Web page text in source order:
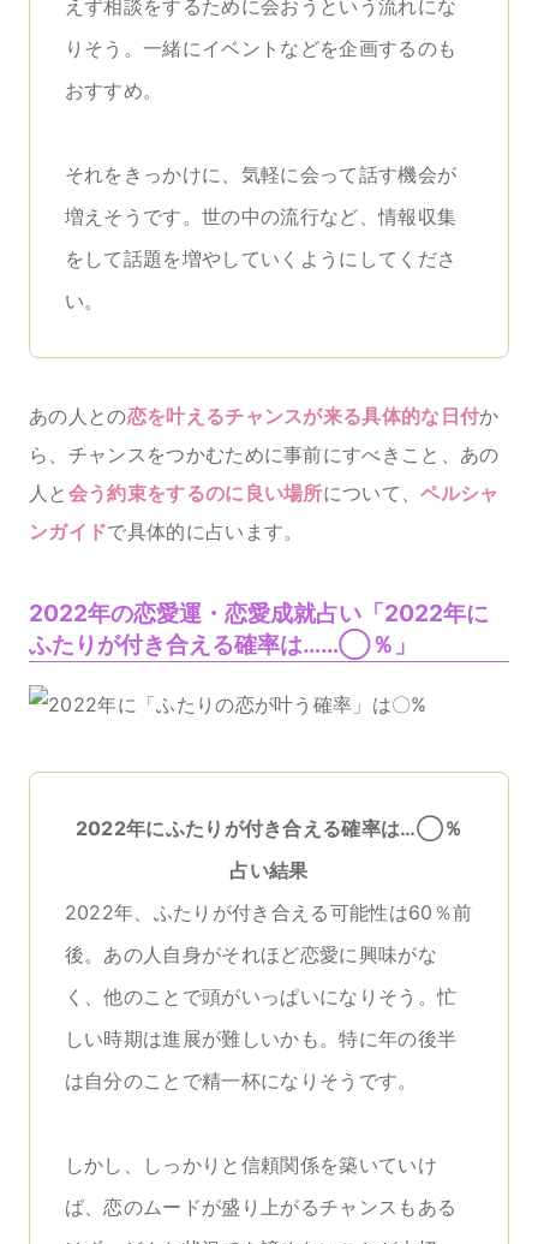
えず相談をするために会おうという流れにな
りそう。一緒にイベントなどを企画するのも
おすすめ。
それをきっかけに、気軽に会って話す機会が
増えそうです。世の中の流行など、情報収集
をして話題を増やしていくようにしてくださ
い。
あの人との恋を叶えるチャンスが来る具体的な日付か
ら、チャンスをつかむために事前にすべきこと、あの
人と 会う約束をするのに良い場所について、ペルシャ
ンガイドで具体的に占います。
2022年の恋愛運・恋愛成就占い「2022年に
ふたりが付き合える確率は……◯％」
2022年にふたりが付き合える確率は…◯％
占い結果
2022年、ふたりが付き合える可能性は60％前
後。あの人自身がそれほど恋愛に興味がな
く、他のことで頭がいっぱいになりそう。忙
しい時期は進展が難しいかも。特に年の後半
は自分のことで精一杯になりそうです。
しかし、しっかりと信頼関係を築いていけ
ば、恋のムードが盛り上がるチャンスもある